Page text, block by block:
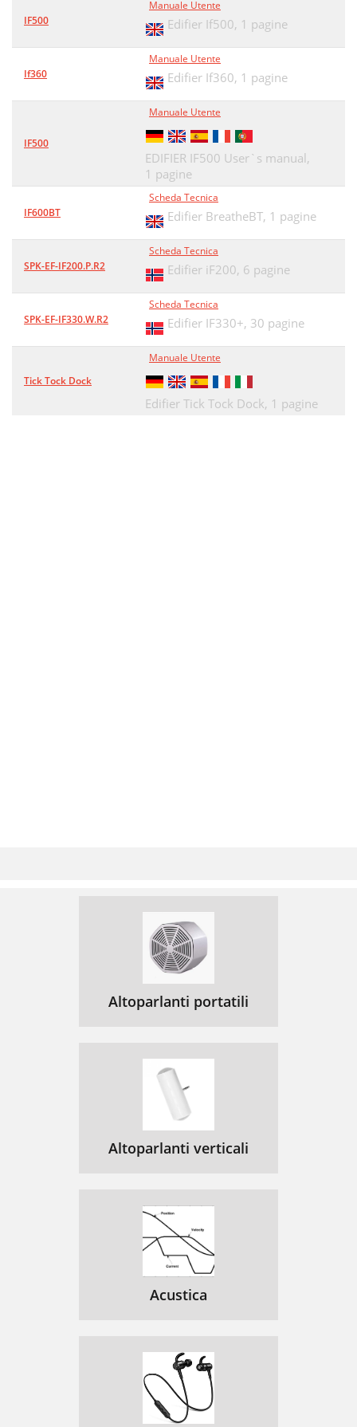
IF500
Manuale Utente
Edifier If500, 1 pagine
If360
Manuale Utente
Edifier If360, 1 pagine
IF500
Manuale Utente
EDIFIER IF500 User`s manual,
1 pagine
IF600BT
Scheda Tecnica
Edifier BreatheBT, 1 pagine
SPK-EF-IF200.P.R2
Scheda Tecnica
Edifier iF200, 6 pagine
SPK-EF-IF330.W.R2
Scheda Tecnica
Edifier IF330+, 30 pagine
Tick Tock Dock
Manuale Utente
Edifier Tick Tock Dock, 1 pagine
Altoparlanti portatili
Altoparlanti verticali
Acustica